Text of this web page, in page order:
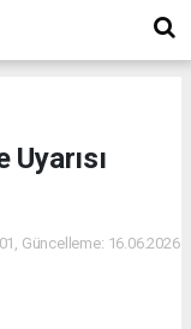
Güncelleme: 16.06.2026